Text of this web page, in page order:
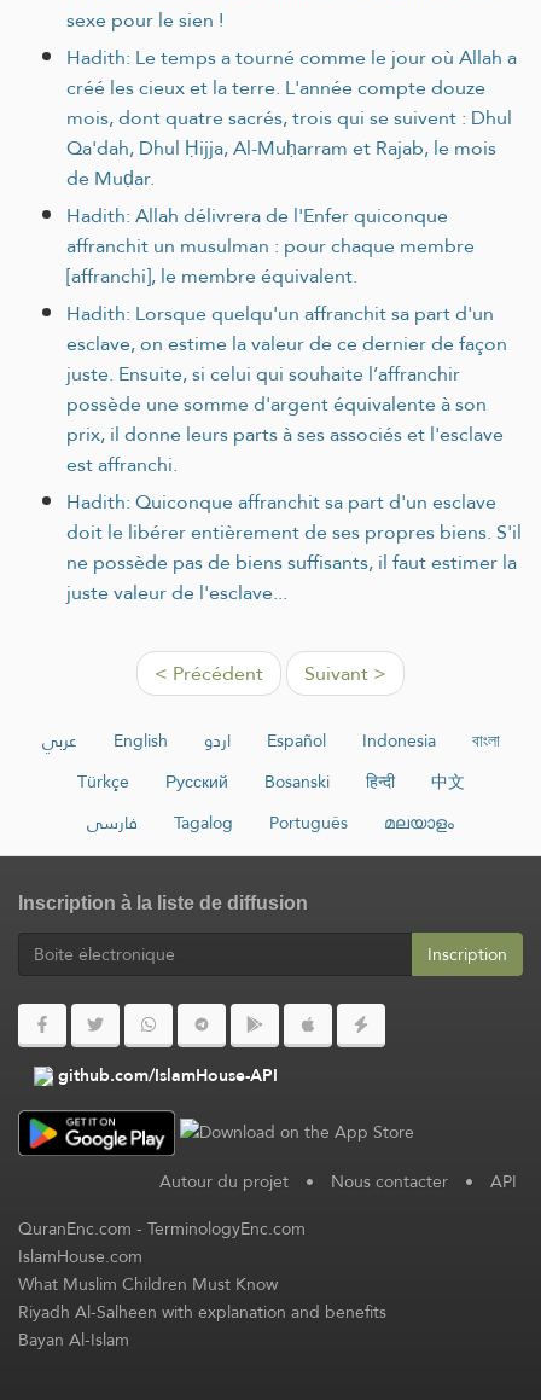
sexe pour le sien !
Hadith: Le temps a tourné comme le jour où Allah a
créé les cieux et la terre. L'année compte douze
mois, dont quatre sacrés, trois qui se suivent : Dhul
Qa'dah, Dhul Ḥijja, Al-Muḥarram et Rajab, le mois
de Muḍar.
Hadith: Allah délivrera de l'Enfer quiconque
affranchit un musulman : pour chaque membre
[affranchi], le membre équivalent.
Hadith: Lorsque quelqu'un affranchit sa part d'un
esclave, on estime la valeur de ce dernier de façon
juste. Ensuite, si celui qui souhaite l’affranchir
possède une somme d'argent équivalente à son
prix, il donne leurs parts à ses associés et l'esclave
est affranchi.
Hadith: Quiconque affranchit sa part d'un esclave
doit le libérer entièrement de ses propres biens. S'il
ne possède pas de biens suffisants, il faut estimer la
juste valeur de l'esclave...
< Précédent Suivant >
عربي English اردو Español Indonesia
বাংলা
Türkçe
Русский Bosanski हिन्दी
中文
فارسی
Tagalog Português മലയാളം
Inscription à la liste de diffusion
Inscription
github.com/IslamHouse-API
Autour du projet • Nous contacter • API
QuranEnc.com-TerminologyEnc.com
IslamHouse.com
What Muslim Children Must Know
Riyadh Al-Salheen with explanation and benefits
Bayan Al-Islam